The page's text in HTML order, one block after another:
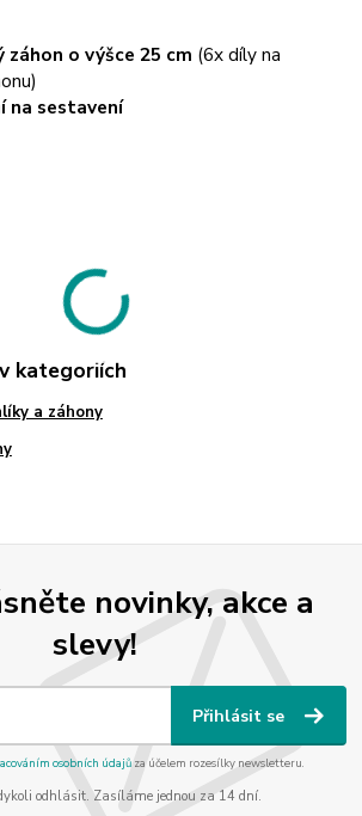
záhon o výšce 25 cm (6x díly na
na sestavení
kategoriích
a záhony
novinky, akce a
slevy!
Přihlásit se
osobních údajůza účelem rozesílky newsletteru.
odhlásit. Zasíláme jednou za 14 dní.